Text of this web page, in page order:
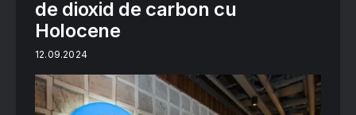
de dioxid de carbon cu
Holocene
12.09.2024